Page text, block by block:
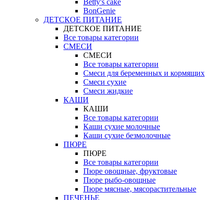
Betty's cake
BonGenie
ДЕТСКОЕ ПИТАНИЕ
ДЕТСКОЕ ПИТАНИЕ
Все товары категории
СМЕСИ
СМЕСИ
Все товары категории
Смеси для беременных и кормящих
Смеси сухие
Смеси жидкие
КАШИ
КАШИ
Все товары категории
Каши сухие молочные
Каши сухие безмолочные
ПЮРЕ
ПЮРЕ
Все товары категории
Пюре овощные, фруктовые
Пюре рыбо-овощные
Пюре мясные, мясорастительные
ПЕЧЕНЬЕ